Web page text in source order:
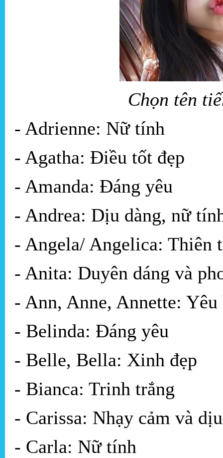
Chọn tên
- Adrienne: Nữ tính
- Agatha: Điều tốt đẹp
- Amanda: Đáng yêu
- Andrea: Dịu dàng, nữ
- Angela/ Angelica: Thiên
- Anita: Duyên dáng và
- Ann, Anne, Annette:
- Belinda: Đáng yêu
- Belle, Bella: Xinh đẹp
- Bianca: Trinh trắng
- Carissa: Nhạy cảm và
- Carla: Nữ tính